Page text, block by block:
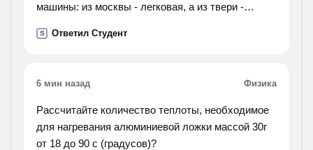
машины: из москвы - легковая, а из твери -
какова скорость легковой машины, если она
расстояние от москвы до твери 168 км? решить
нужно двумя
S Ответил Студент
6 мин назад Физика
Рассчитайте количество теплоты, необходимое
для нагревания алюминиевой ложки массой 30г
от 18 до 90 с (градусов)?